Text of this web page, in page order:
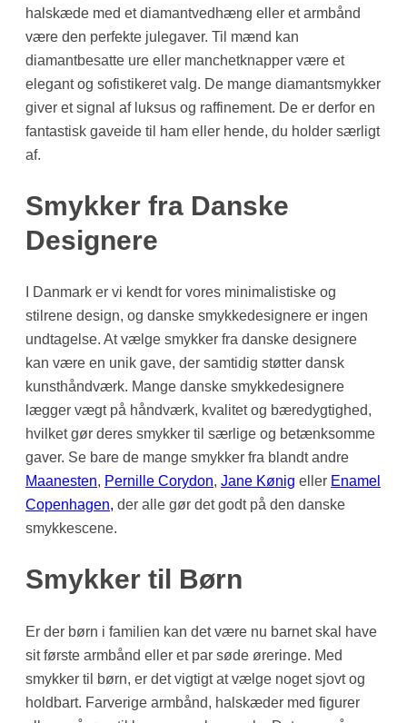
halskæde med et diamantvedhæng eller et armbånd
være den perfekte julegaver. Til mænd kan
diamantbesatte ure eller manchetknapper være et
elegant og sofistikeret valg. De mange diamantsmykker
giver et signal af luksus og raffinement. De er derfor en
fantastisk gaveide til ham eller hende, du holder særligt
af.
Smykker fra Danske
Designere
I Danmark er vi kendt for vores minimalistiske og
stilrene design, og danske smykkedesignere er ingen
undtagelse. At vælge smykker fra danske designere
kan være en unik gave, der samtidig støtter dansk
kunsthåndværk. Mange danske smykkedesignere
lægger vægt på håndværk, kvalitet og bæredygtighed,
hvilket gør deres smykker til særlige og betænksomme
gaver. Se bare de mange smykker fra blandt andre
Maanesten, Pernille Corydon, Jane Kønig eller Enamel
Copenhagen, der alle gør det godt på den danske
smykkescene.
Smykker til Børn
Er der børn i familien kan det være nu barnet skal have
sit første armbånd eller et par søde øreringe. Med
smykker til børn, er det vigtigt at vælge noget sjovt og
holdbart. Farverige armbånd, halskæder med figurer